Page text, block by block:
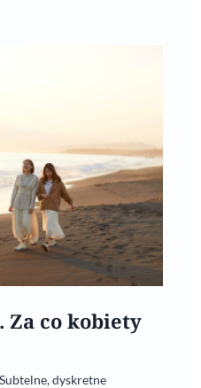
Za co kobiety
dyskretne